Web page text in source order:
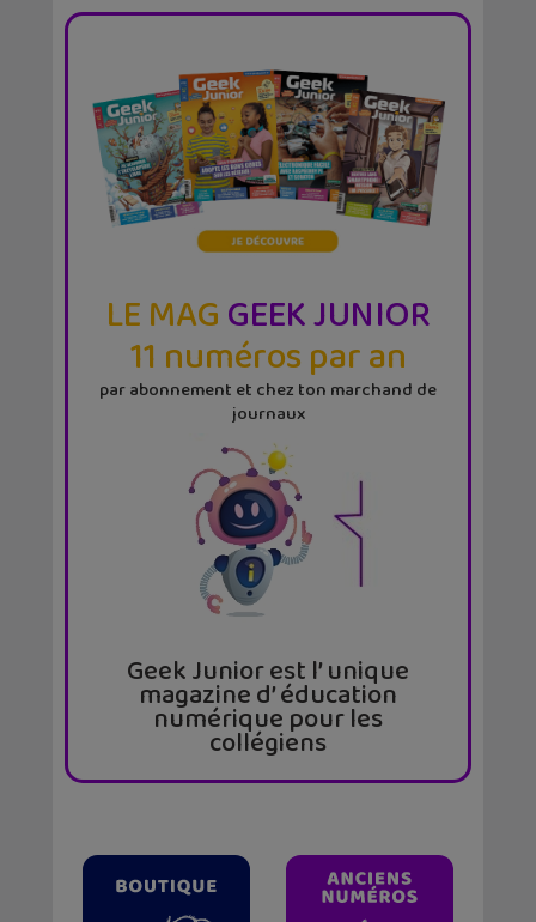
LE MAGGEEK JUNIOR
11 numéros par an
par abonnement et chez ton marchand de
journaux
Geek Junior est l’ unique
magazine d’ éducation
numérique pour les
collégiens